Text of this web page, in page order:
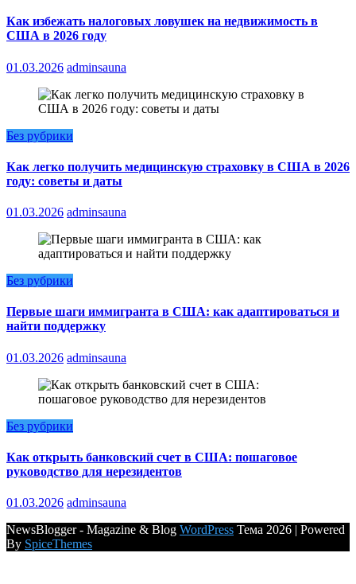
Как избежать налоговых ловушек на недвижимость в
США в 2026 году
01.03.2026 adminsauna
Без рубрики
Как легко получить медицинскую страховку в США в 2026
году: советы и даты
01.03.2026 adminsauna
Без рубрики
Первые шаги иммигранта в США: как адаптироваться и
найти поддержку
01.03.2026 adminsauna
Без рубрики
Как открыть банковский счет в США: пошаговое
руководство для нерезидентов
01.03.2026 adminsauna
NewsBlogger - Magazine & Blog WordPress Тема 2026 | Powered
By SpiceThemes